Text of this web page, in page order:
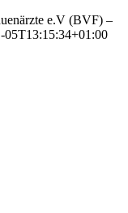
e.V (BVF) –
05T13:15:34+01:00